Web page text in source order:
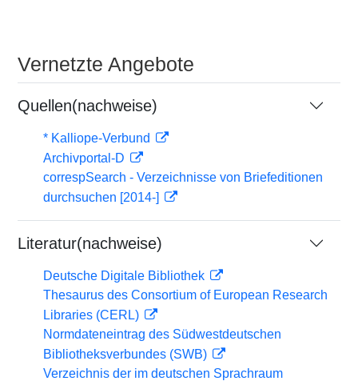
Vernetzte Angebote
Quellen(nachweise)
* Kalliope-Verbund
Archivportal-D
correspSearch - Verzeichnisse von Briefeditionen
durchsuchen [2014-]
Literatur(nachweise)
Deutsche Digitale Bibliothek
Thesaurus des Consortium of European Research
Libraries (CERL)
Normdateneintrag des Südwestdeutschen
Bibliotheksverbundes (SWB)
Verzeichnis der im deutschen Sprachraum